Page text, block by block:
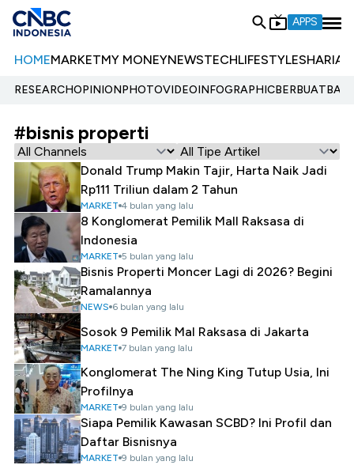
APPS
HOMEMARKETMY MONEYNEWSTECHLIFESTYLESHARIA
RESEARCHOPINIONPHOTOVIDEOINFOGRAPHIC
#bisnis properti
Donald Trump Makin Tajir, Harta Naik Jadi
Rp111 Triliun dalam 2 Tahun
MARKET 4 bulan yang lalu
8 Konglomerat Pemilik Mall Raksasa di
Indonesia
MARKET 5 bulan yang lalu
Bisnis Properti Moncer Lagi di 2026? Begini
Ramalannya
NEWS 6 bulan yang lalu
Sosok 9 Pemilik Mal Raksasa di Jakarta
MARKET 7 bulan yang lalu
Konglomerat The Ning King Tutup Usia, Ini
Profilnya
MARKET 9 bulan yang lalu
Siapa Pemilik Kawasan SCBD? Ini Profil dan
Daftar Bisnisnya
MARKET 9 bulan yang lalu